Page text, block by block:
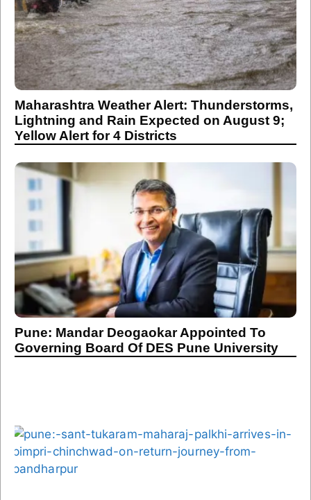
Maharashtra Weather Alert: Thunderstorms,
Lightning and Rain Expected on August 9;
Yellow Alert for 4 Districts
Pune: Mandar Deogaokar Appointed To
Governing Board Of DES Pune University